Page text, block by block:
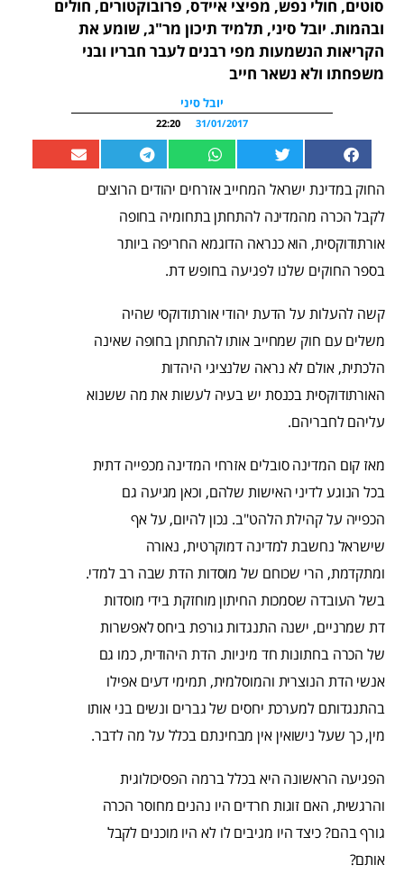
סוטים, חולי נפש, מפיצי איידס, פרובוקטורים, חולים
ובהמות. יובל סיני, תלמיד תיכון מר"ג, שומע את
הקריאות הנשמעות מפי רבנים לעבר חבריו ובני
משפחתו ולא נשאר חייב
יובל סיני
31/01/2017
22:20
החוק במדינת ישראל המחייב אזרחים יהודים הרוצים
לקבל הכרה מהמדינה להתחתן בתחומיה בחופה
אורתודוקסית, הוא כנראה הדוגמא החריפה ביותר
בספר החוקים שלנו לפגיעה בחופש דת.
קשה להעלות על הדעת יהודי אורתודוקסי שהיה
משלים עם חוק שמחייב אותו להתחתן בחופה שאינה
הלכתית, אולם לא נראה שלנציגי היהדות
האורתודוקסית בכנסת יש בעיה לעשות את מה ששנוא
עליהם לחבריהם.
מאז קום המדינה סובלים אזרחי המדינה מכפייה דתית
בכל הנוגע לדיני האישות שלהם, וכאן מגיעה גם
הכפייה על קהילת הלהט"ב. נכון להיום, על אף
שישראל נחשבת למדינה דמוקרטית, נאורה
ומתקדמת, הרי שכוחם של מוסדות הדת שבה רב למדי.
בשל העובדה שסמכות החיתון מוחזקת בידי מוסדות
דת שמרניים, ישנה התנגדות גורפת ביחס לאפשרות
של הכרה בחתונות חד מיניות. הדת היהודית, כמו גם
אנשי הדת הנוצרית והמוסלמית, תמימי דעים אפילו
בהתנגדותם למערכת יחסים של גברים ונשים בני אותו
מין, כך שעל נישואין אין מבחינתם בכלל על מה לדבר.
הפגיעה הראשונה היא בכלל ברמה הפסיכולוגית
והרגשית, האם זוגות חרדים היו נהנים מחוסר הכרה
גורף בהם? כיצד היו מגיבים לו לא היו מוכנים לקבל
אותם?